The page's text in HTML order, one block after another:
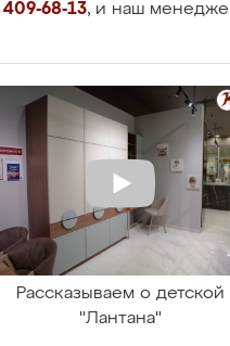
68-13, и наш
Рассказываем о детской
"Лантана"